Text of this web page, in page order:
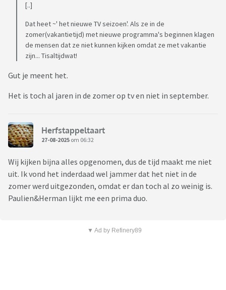
[..]
Dat heet ~' het nieuwe TV seizoen'. Als ze in de
zomer(vakantietijd) met nieuwe programma's beginnen klagen
de mensen dat ze niet kunnen kijken omdat ze met vakantie
zijn... Tisaltijdwat!
Gut je meent het.
Het is toch al jaren in de zomer op tv en niet in september.
Herfstappeltaart
27-08-2025 om 06:32
Wij kijken bijna alles opgenomen, dus de tijd maakt me niet
uit. Ik vond het inderdaad wel jammer dat het niet in de
zomer werd uitgezonden, omdat er dan toch al zo weinig is.
Paulien&Herman lijkt me een prima duo.
▼ Ad by Refinery89